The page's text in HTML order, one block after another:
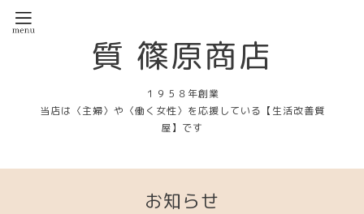
質 篠原商店
１９５８年創業
当店は〈主婦〉や〈働く女性〉を応援している【生活改善質
屋】です
お知らせ